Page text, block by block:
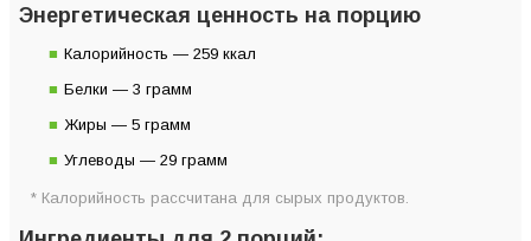
Инструкция приготовления
Энергетическая ценность на порцию
Калорийность — 259 ккал
Белки — 3 грамм
Жиры — 5 грамм
Углеводы — 29 грамм
* Калорийность рассчитана для сырых продуктов.